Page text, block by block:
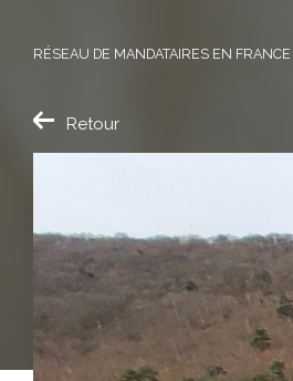
RÉSEAU DE MANDATAIRES EN FRANCE
Retour